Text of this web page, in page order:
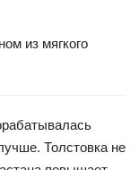
из мягкого
Толстовка не